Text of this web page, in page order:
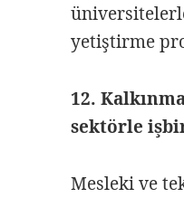
yetiştirme
12.
sektörle
Mesleki ve